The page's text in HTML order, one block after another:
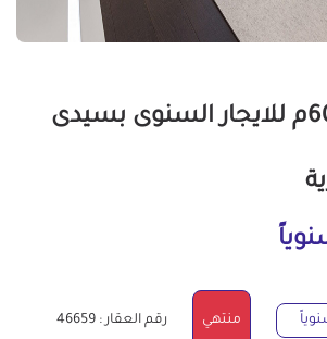
شقة سكنية 60م للايجار السنوى بسيدى
منتهي رقم العقار : 46659